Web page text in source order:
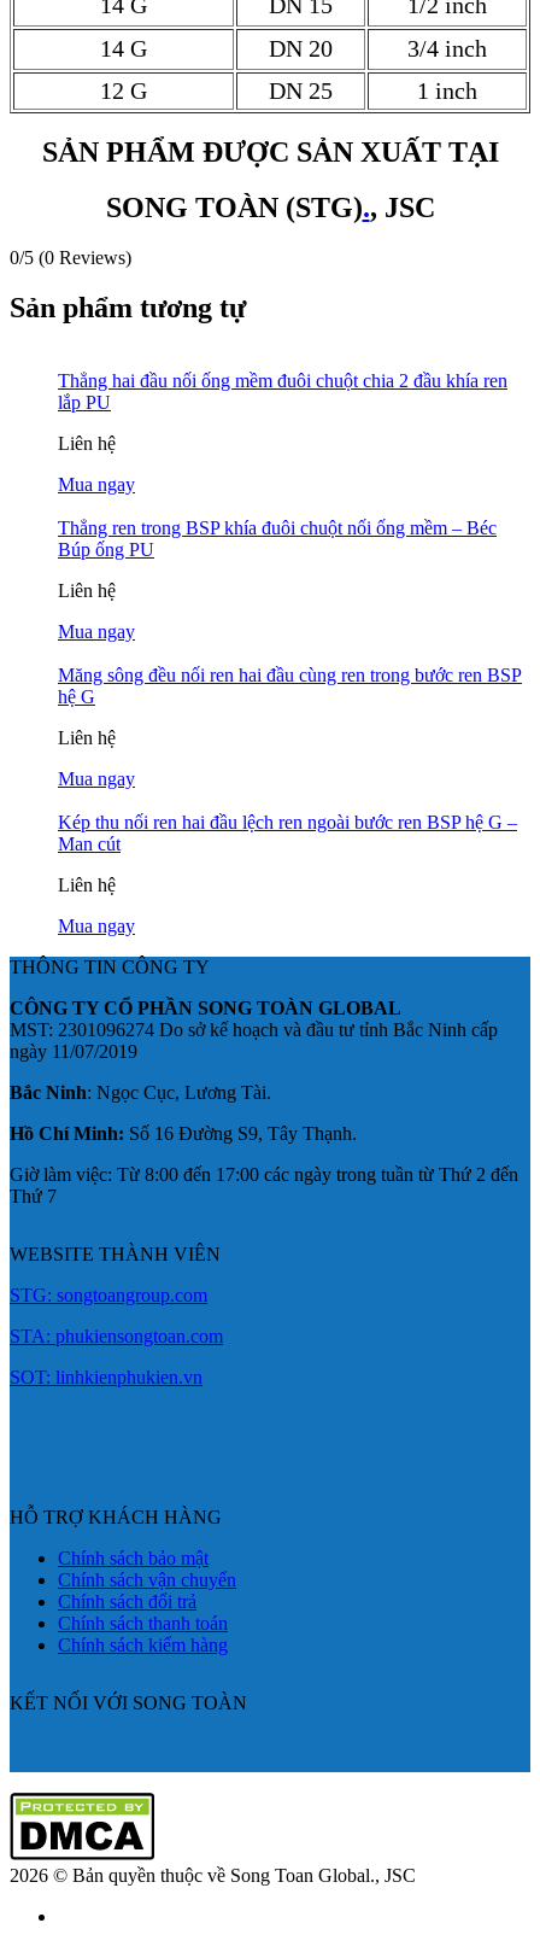
14 G
DN 15
1/2 inch
14 G
DN 20
3/4 inch
12 G
DN 25 1 inch
SẢN PHẨM ĐƯỢC SẢN XUẤT TẠI
SONG TOÀN (STG)., JSC
0/5 (0 Reviews)
Sản phẩm tương tự
Thẳng hai đầu nối ống mềm đuôi chuột chia 2 đầu khía ren
lắp PU
Liên hệ
Mua ngay
Thẳng ren trong BSP khía đuôi chuột nối ống mềm – Béc
Búp ống PU
Liên hệ
Mua ngay
Măng sông đều nối ren hai đầu cùng ren trong bước ren BSP
hệ G
Liên hệ
Mua ngay
Kép thu nối ren hai đầu lệch ren ngoài bước ren BSP hệ G –
Man cút
Liên hệ
Mua ngay
THÔNG TIN CÔNG TY
CÔNG TY CỔ PHẦN SONG TOÀN GLOBAL
MST: 2301096274 Do sở kế hoạch và đầu tư tỉnh Bắc Ninh cấp
ngày 11/07/2019
Bắc Ninh: Ngọc Cục, Lương Tài.
Hồ Chí Minh: Số 16 Đường S9, Tây Thạnh.
Giờ làm việc: Từ 8:00 đến 17:00 các ngày trong tuần từ Thứ 2 đến
Thứ 7
WEBSITE THÀNH VIÊN
STG: songtoangroup.com
STA: phukiensongtoan.com
SOT: linhkienphukien.vn
HỖ TRỢ KHÁCH HÀNG
Chính sách bảo mật
Chính sách vận chuyển
Chính sách đổi trả
Chính sách thanh toán
Chính sách kiểm hàng
KẾT NỐI VỚI SONG TOÀN
2026 © Bản quyền thuộc về Song Toan Global., JSC